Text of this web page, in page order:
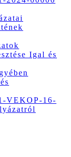
Igal és
VEKOP-16-